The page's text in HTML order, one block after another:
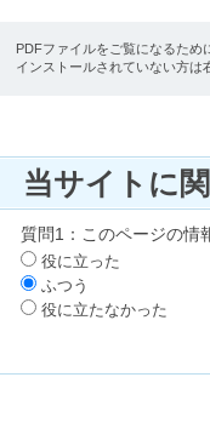
PDFファイルをご覧になるため
インストールされていない方は
当サイトに
質問1：このページの情
役に立った
ふつう
役に立たなかった